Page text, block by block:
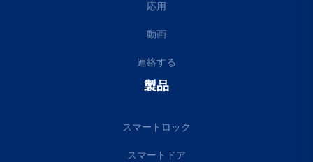
応用
動画
連絡する
製品
スマートロック
スマートドア